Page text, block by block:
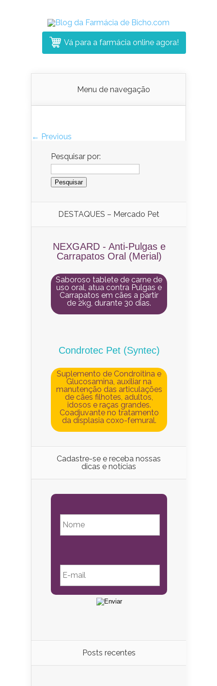
Vá para a farmácia online agora!
Menu de navegação
← Previous
Pesquisar por:
DESTAQUES – Mercado Pet
NEXGARD - Anti-Pulgas e
Carrapatos Oral (Merial)
Saboroso tablete de carne de
uso oral, atua contra Pulgas e
Carrapatos em cães a partir
de 2kg, durante 30 dias.
Condrotec Pet (Syntec)
Suplemento de Condroitina e
Glucosamina, auxiliar na
manutenção das articulações
de cães filhotes, adultos,
idosos e raças grandes.
Coadjuvante no tratamento
da displasia coxo-femural.
Cadastre-se e receba nossas
dicas e notícias
Posts recentes